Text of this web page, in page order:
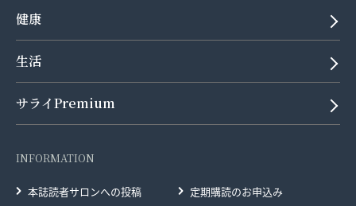
健康
生活
サライPremium
INFORMATION
本誌読者サロンへの投稿 定期購読のお申込み